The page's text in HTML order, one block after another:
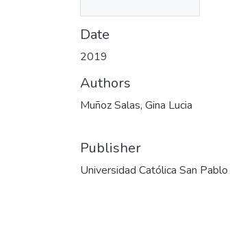
Date
2019
Authors
Muñoz Salas, Gina Lucia
Publisher
Universidad Católica San Pablo